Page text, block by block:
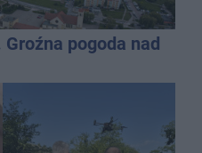
Groźna pogoda nad